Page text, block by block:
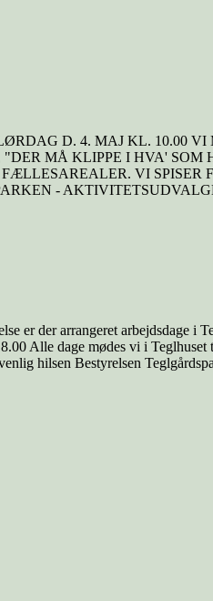
D. 4. MAJ KL. 10.00
MÅ KLIPPE I HVA'
VI
-
er der arrangeret arbejdsdage
Alle dage mødes vi i
hilsen Bestyrelsen